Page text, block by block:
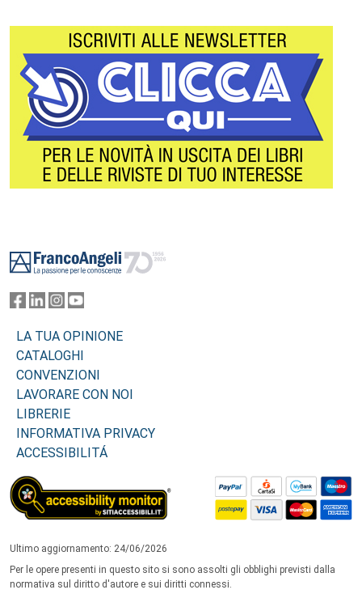
LA TUA OPINIONE
CATALOGHI
CONVENZIONI
LAVORARE CON NOI
LIBRERIE
INFORMATIVA PRIVACY
ACCESSIBILITÁ
Ultimo aggiornamento: 24/06/2026
Per le opere presenti in questo sito si sono assolti gli obblighi previsti dalla
normativa sul diritto d'autore e sui diritti connessi.